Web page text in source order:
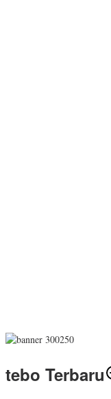
tebo Terbaru